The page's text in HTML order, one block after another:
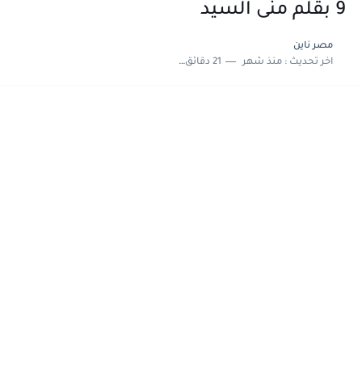
9 بقلم منى السيد
مصر ناين
اخر تحديث :منذ شهر 21 دقائق للقراءة